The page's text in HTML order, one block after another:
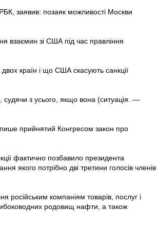
заявив: позаяк можливості Москви
взаємин зі США під час правління
країн і що США скасують санкції
з усього, якщо вона (ситуація. —
прийнятий Конгресом закон про
фактично позбавило президента
якого потрібно дві третини голосів членів
компаніям товарів, послуг і
родовищ нафти, а також